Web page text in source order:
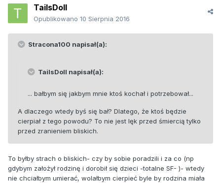
TailsDoll
Opublikowano 10 Sierpnia 2016
Stracona100 napisał(a):
TailsDoll napisał(a):
... bałbym się jakbym mnie ktoś kochał i potrzebował...
A dlaczego wtedy byś się bał? Dlatego, że ktoś będzie
cierpiał z tego powodu? To nie jest lęk przed śmiercią tylko
przed zranieniem bliskich.
To byłby strach o bliskich- czy by sobie poradzili i za co (np
gdybym założył rodzinę i dorobił się dzieci -totalne SF- )- wtedy
nie chciałbym umierać, wolałbym cierpieć byle by rodzina miała